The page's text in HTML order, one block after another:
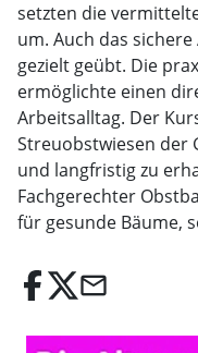
setzten die
um. Auch das
gezielt geübt. Die
ermöglichte einen
Arbeitsalltag. Der
Streuobstwiesen der
und langfristig zu
Fachgerechter
für gesunde Bäume,
email